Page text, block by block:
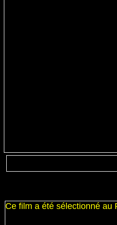
Ce film a été sélectionné au